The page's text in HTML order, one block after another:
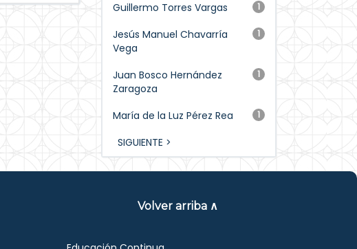
1
Guillermo Torres Vargas
1
Jesús Manuel Chavarría
Vega
1
Juan Bosco Hernández
Zaragoza
1
María de la Luz Pérez Rea
SIGUIENTE >
Volver arriba ∧